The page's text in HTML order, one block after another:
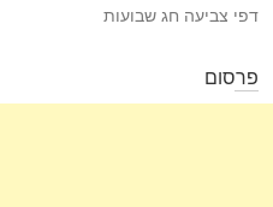
דפי צביעה חג שבועות
פרסום